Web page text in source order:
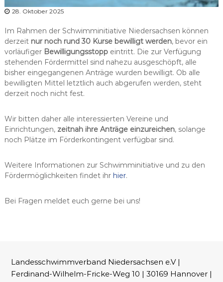
h
e
n
28. Oktober 2025
Im Rahmen der Schwimminitiative Niedersachsen können
derzeit nur noch rund 30 Kurse bewilligt werden, bevor ein
vorläufiger Bewilligungsstoppeintritt. Die zur Verfügung
stehenden Fördermittel sind nahezu ausgeschöpft, alle
bisher eingegangenen Anträge wurden bewilligt. Ob alle
bewilligten Mittel letztlich auch abgerufen werden, steht
derzeit noch nicht fest.
Wir bitten daher alle interessierten Vereine und
Einrichtungen, zeitnah ihre Anträge einzureichen, solange
noch Plätze im Förderkontingent verfügbar sind.
Weitere Informationen zur Schwimminitiative und zu den
Fördermöglichkeiten findet ihr hier.
Bei Fragen meldet euch gerne bei uns!
Landesschwimmverband Niedersachsen e.V |
Ferdinand-Wilhelm-Fricke-Weg 10 | 30169 Hannover |